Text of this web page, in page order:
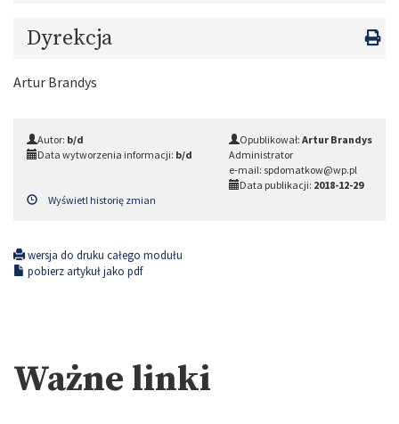
Dyrekcja
Artur Brandys
Autor: b/d
Data wytworzenia informacji: b/d
Opublikował: Artur Brandys
Administrator
e-mail: spdomatkow@wp.pl
Data publikacji: 2018-12-29
Wyświetl historię zmian
wersja do druku całego modułu
pobierz artykuł jako pdf
Ważne linki